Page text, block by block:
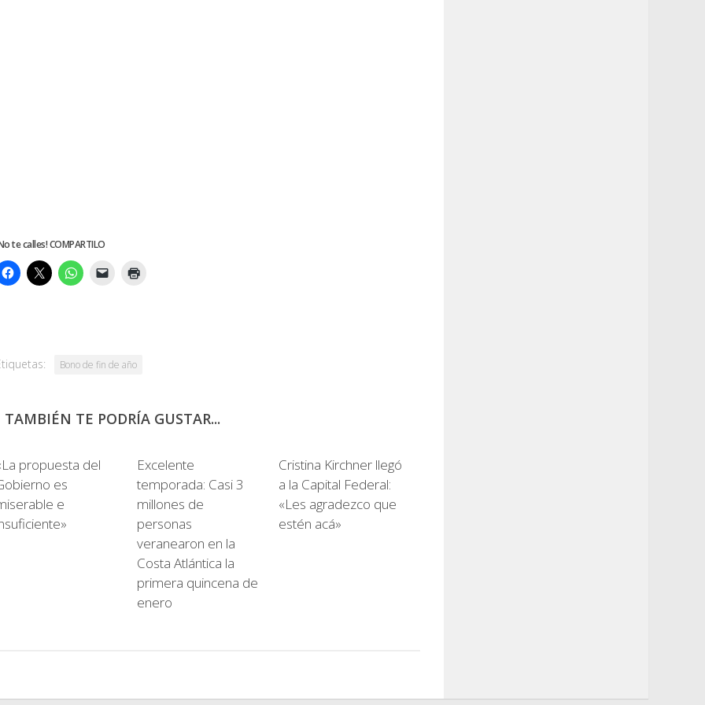
te calles! COMPARTILO
Bono de fin de año
TAMBIÉN TE PODRÍA GUSTAR...
propuesta del
es
e
Excelente
temporada: Casi 3
millones de
personas
veranearon en la
Costa Atlántica la
primera quincena de
enero
Cristina Kirchner llegó
a la Capital Federal:
«Les agradezco que
estén acá»